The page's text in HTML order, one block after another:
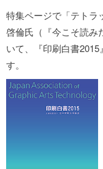
特集ページで「テトラ
啓倫氏（『今こそ読み
いて、『印刷白書
す。